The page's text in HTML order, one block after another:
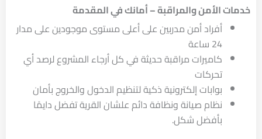
خدمات الأمن والمراقبة – أمانك في المقدمة
أفراد أمن مدربين على أعلى مستوى موجودين على مدار
24 ساعة
كاميرات مراقبة حديثة في كل أرجاء المشروع لرصد أي
تحركات
بوابات إلكترونية ذكية لتنظيم الدخول والخروج بأمان
نظام صيانة ونظافة دائم علشان القرية تفضل دايمًا
بأفضل شكل.